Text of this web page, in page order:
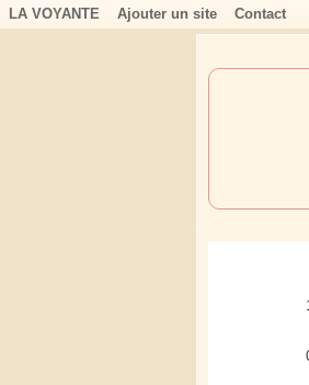
LA VOYANTE Ajouter un site Contact